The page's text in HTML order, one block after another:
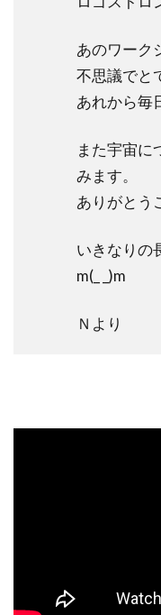
あのワーク
不思議でと
あれから毎
また宇宙に
みます。
ありがとう
いきなりの
m(_ _)m
Ｎより